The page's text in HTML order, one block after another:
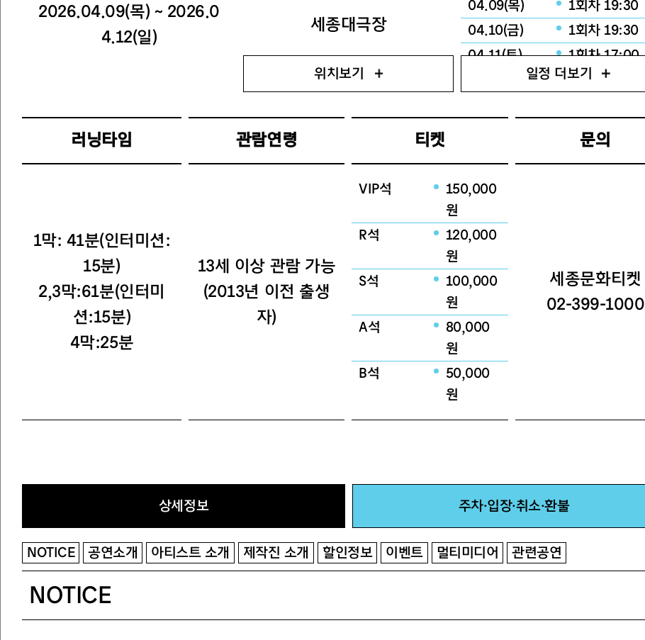
2026.04.09(목) ~ 2026.0
4.12(일)
세종대극장
위치보기
04.09(목)
1회차 19:30
04.10(금)
1회차 19:30
04.11(토)
1회차 17:00
1회차 17:00
일정 더보기
러닝타임 관람연령 티켓 문의
1막: 41분(인터미션:
15분)
2,3막:61분(인터미
션:15분)
4막:25분
13세 이상 관람 가능
(2013년 이전 출생
자)
VIP석
150,000
원
R석
120,000
원
S석
100,000
원
A석
80,000
원
B석
50,000
원
세종문화티켓
02-399-1000
상세정보 주차·입장·취소·환불
NOTICE 공연소개 아티스트 소개 제작진 소개 할인정보 이벤트 멀티미디어 관련공연
NOTICE